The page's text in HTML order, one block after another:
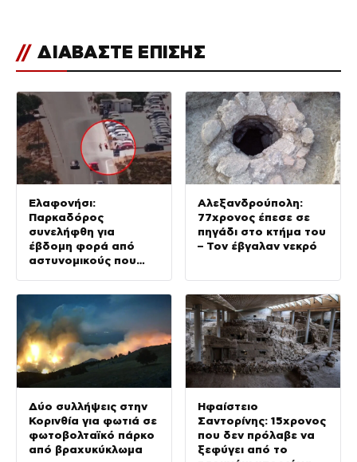
// ΔΙΑΒΑΣΤΕ ΕΠΙΣΗΣ
Ελαφονήσι:
Παρκαδόρος
συνελήφθη για
έβδομη φορά από
αστυνομικούς που
Αλεξανδρούπολη:
77χρονος έπεσε σε
πηγάδι στο κτήμα του
– Τον έβγαλαν νεκρό
Δύο συλλήψεις στην
Κορινθία για φωτιά σε
φωτοβολταϊκό πάρκο
από βραχυκύκλωμα
Ηφαίστειο
Σαντορίνης: 15χρονος
που δεν πρόλαβε να
ξεφύγει από το